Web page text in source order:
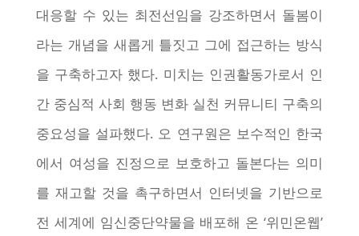
대응할 수 있는 최전선임을 강조하면서 돌봄이
라는 개념을 새롭게 틀짓고 그에 접근하는 방식
을 구축하고자 했다. 미치는 인권활동가로서 인
간 중심적 사회 행동 변화 실천 커뮤니티 구축의
중요성을 설파했다. 오 연구원은 보수적인 한국
에서 여성을 진정으로 보호하고 돌본다는 의미
를 재고할 것을 촉구하면서 인터넷을 기반으로
전 세계에 임신중단약물을 배포해 온 ‘위민온웹’